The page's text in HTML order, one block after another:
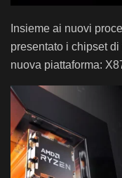
Insieme ai nuovi
presentato i chipset
nuova piattaforma: